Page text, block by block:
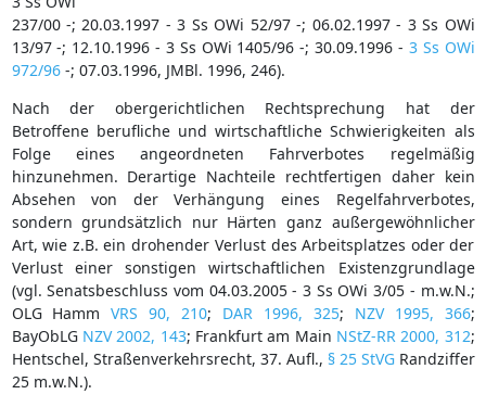
237/00 -; 20.03.1997 - 3 Ss OWi 52/97 -; 06.02.1997 - 3 Ss OWi
13/97 -; 12.10.1996 - 3 Ss OWi 1405/96 -; 30.09.1996 - 3 Ss OWi
972/96-; 07.03.1996, JMBl. 1996, 246).
Nach der obergerichtlichen Rechtsprechung hat der
Betroffene berufliche und wirtschaftliche Schwierigkeiten als
Folge eines angeordneten Fahrverbotes regelmäßig
hinzunehmen. Derartige Nachteile rechtfertigen daher kein
Absehen von der Verhängung eines Regelfahrverbotes,
sondern grundsätzlich nur Härten ganz außergewöhnlicher
Art, wie z.B. ein drohender Verlust des Arbeitsplatzes oder der
Verlust einer sonstigen wirtschaftlichen Existenzgrundlage
(vgl. Senatsbeschluss vom 04.03.2005 - 3 Ss OWi 3/05 - m.w.N.;
OLG HammVRS 90, 210; DAR 1996, 325; NZV 1995, 366;
BayObLG NZV 2002, 143; Frankfurt am Main NStZ-RR 2000, 312;
Hentschel, Straßenverkehrsrecht, 37. Aufl., § 25 StVGRandziffer
25 m.w.N.).